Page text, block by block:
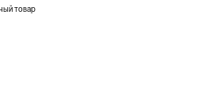
товар